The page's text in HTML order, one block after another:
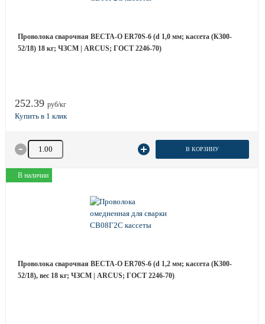
Проволока сварочная ВЕСТА-О ER70S-6 (d 1,0 мм; кассета (К300-
52/18) 18 кг; ЧЗСМ | ARCUS; ГОСТ 2246-70)
252.39 руб/кг
Количество товара В КОРЗИНУ
В наличии
Проволока сварочная ВЕСТА-О ER70S-6 (d 1,2 мм; кассета (К300-
52/18), вес 18 кг; ЧЗСМ | ARCUS; ГОСТ 2246-70)